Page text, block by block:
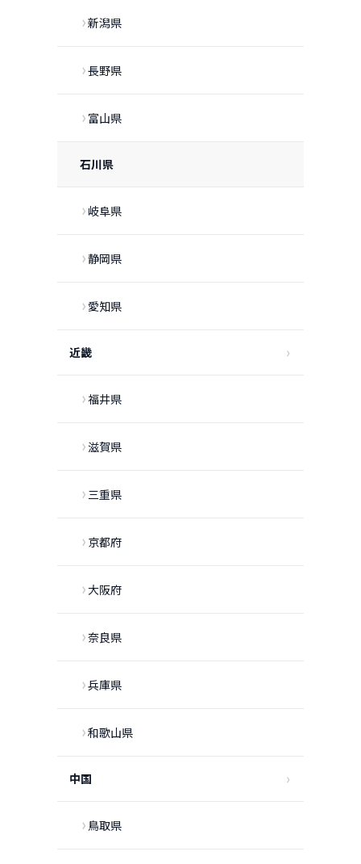
新潟県
長野県
富山県
石川県
岐阜県
静岡県
愛知県
近畿
福井県
滋賀県
三重県
京都府
大阪府
奈良県
兵庫県
和歌山県
中国
鳥取県